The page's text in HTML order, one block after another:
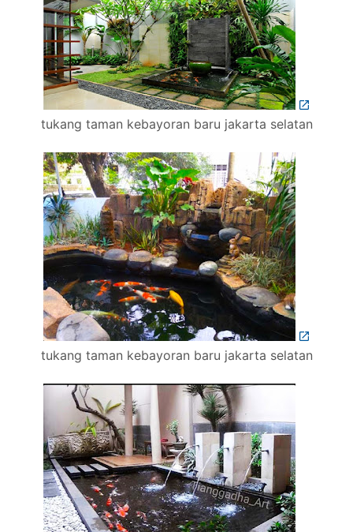
tukang taman kebayoran baru jakarta selatan
tukang taman kebayoran baru jakarta selatan